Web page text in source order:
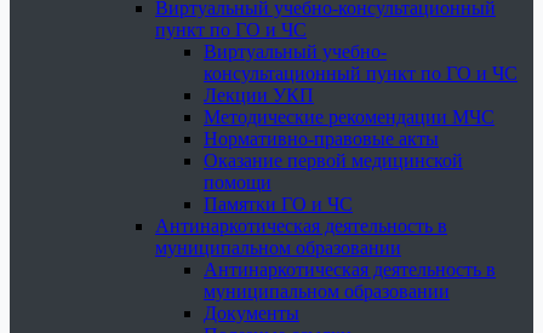
Виртуальный учебно-консультационный
пункт по ГО и ЧС
Виртуальный учебно-
консультационный пункт по ГО и ЧС
Лекции УКП
Методические рекомендации МЧС
Нормативно-правовые акты
Оказание первой медицинской
помощи
Памятки ГО и ЧС
Антинаркотическая деятельность в
муниципальном образовании
Антинаркотическая деятельность в
муниципальном образовании
Документы